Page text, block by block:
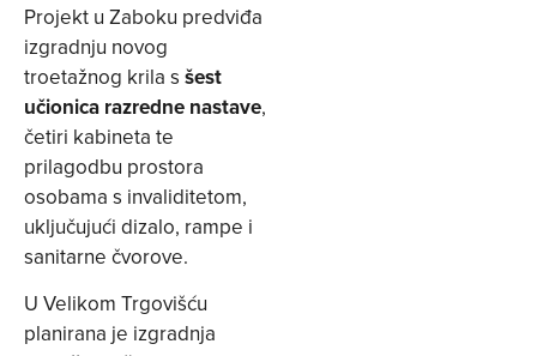
Projekt u Zaboku predviđa
izgradnju novog
troetažnog krila s šest
učionica razredne nastave,
četiri kabineta te
prilagodbu prostora
osobama s invaliditetom,
uključujući dizalo, rampe i
sanitarne čvorove.
U Velikom Trgovišću
planirana je izgradnja